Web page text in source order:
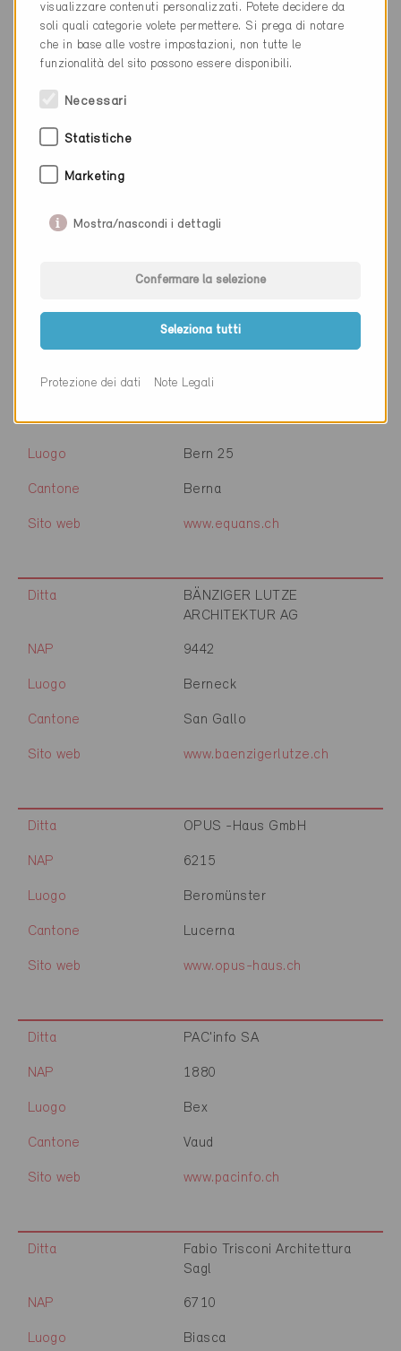
Luogo
Sito web
Ditta
Berna
Sito web eicher-pauli.ch/
Ditta Equans Switzerland AG
NAP 3000
Luogo Bern 25
Cantone Berna
Sito web www.equans.ch
Ditta
BÄNZIGER LUTZE
ARCHITEKTUR AG
NAP 9442
Luogo Berneck
Cantone San Gallo
Sito web www.baenzigerlutze.ch
Ditta OPUS -Haus GmbH
NAP 6215
Luogo Beromünster
Cantone Lucerna
Sito web www.opus-haus.ch
Ditta PAC'info SA
NAP 1880
Luogo Bex
Cantone Vaud
Sito web www.pacinfo.ch
Ditta
Fabio Trisconi Architettura
Sagl
NAP 6710
Luogo Biasca
visualizzare contenuti personalizzati. Potete decidere da
soli quali categorie volete permettere. Si prega di notare
che in base alle vostre impostazioni, non tutte le
funzionalità del sito possono essere disponibili.
Necessari
Statistiche
Marketing
Mostra/nascondi i dettagli
Confermare la selezione
Seleziona tutti
Protezione dei dati Note Legali